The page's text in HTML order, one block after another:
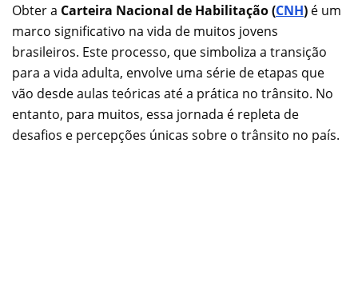
Obter a Carteira Nacional de Habilitação (CNH) é um
marco significativo na vida de muitos jovens
brasileiros. Este processo, que simboliza a transição
para a vida adulta, envolve uma série de etapas que
vão desde aulas teóricas até a prática no trânsito. No
entanto, para muitos, essa jornada é repleta de
desafios e percepções únicas sobre o trânsito no país.